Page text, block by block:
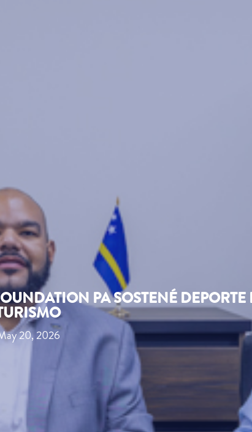
PA SOSTENÉ
20, 2026